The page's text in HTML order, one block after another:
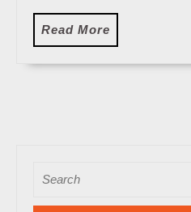
Read More
More
for: